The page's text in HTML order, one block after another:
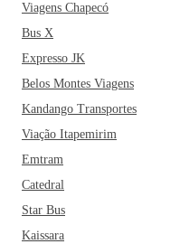
Viagens Chapecó
Bus X
Expresso JK
Belos Montes Viagens
Kandango Transportes
Viação Itapemirim
Emtram
Catedral
Star Bus
Kaissara